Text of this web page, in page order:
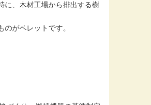
に、木材工場から排出する樹
がペレットです。